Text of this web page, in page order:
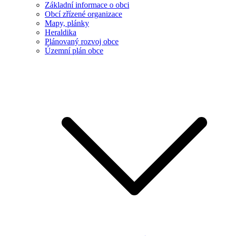
Základní informace o obci
Obcí zřízené organizace
Mapy, plánky
Heraldika
Plánovaný rozvoj obce
Územní plán obce